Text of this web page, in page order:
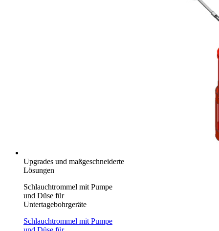
Upgrades und maßgeschneiderte
Lösungen
Schlauchtrommel mit Pumpe
und Düse für
Untertagebohrgeräte
Schlauchtrommel mit Pumpe